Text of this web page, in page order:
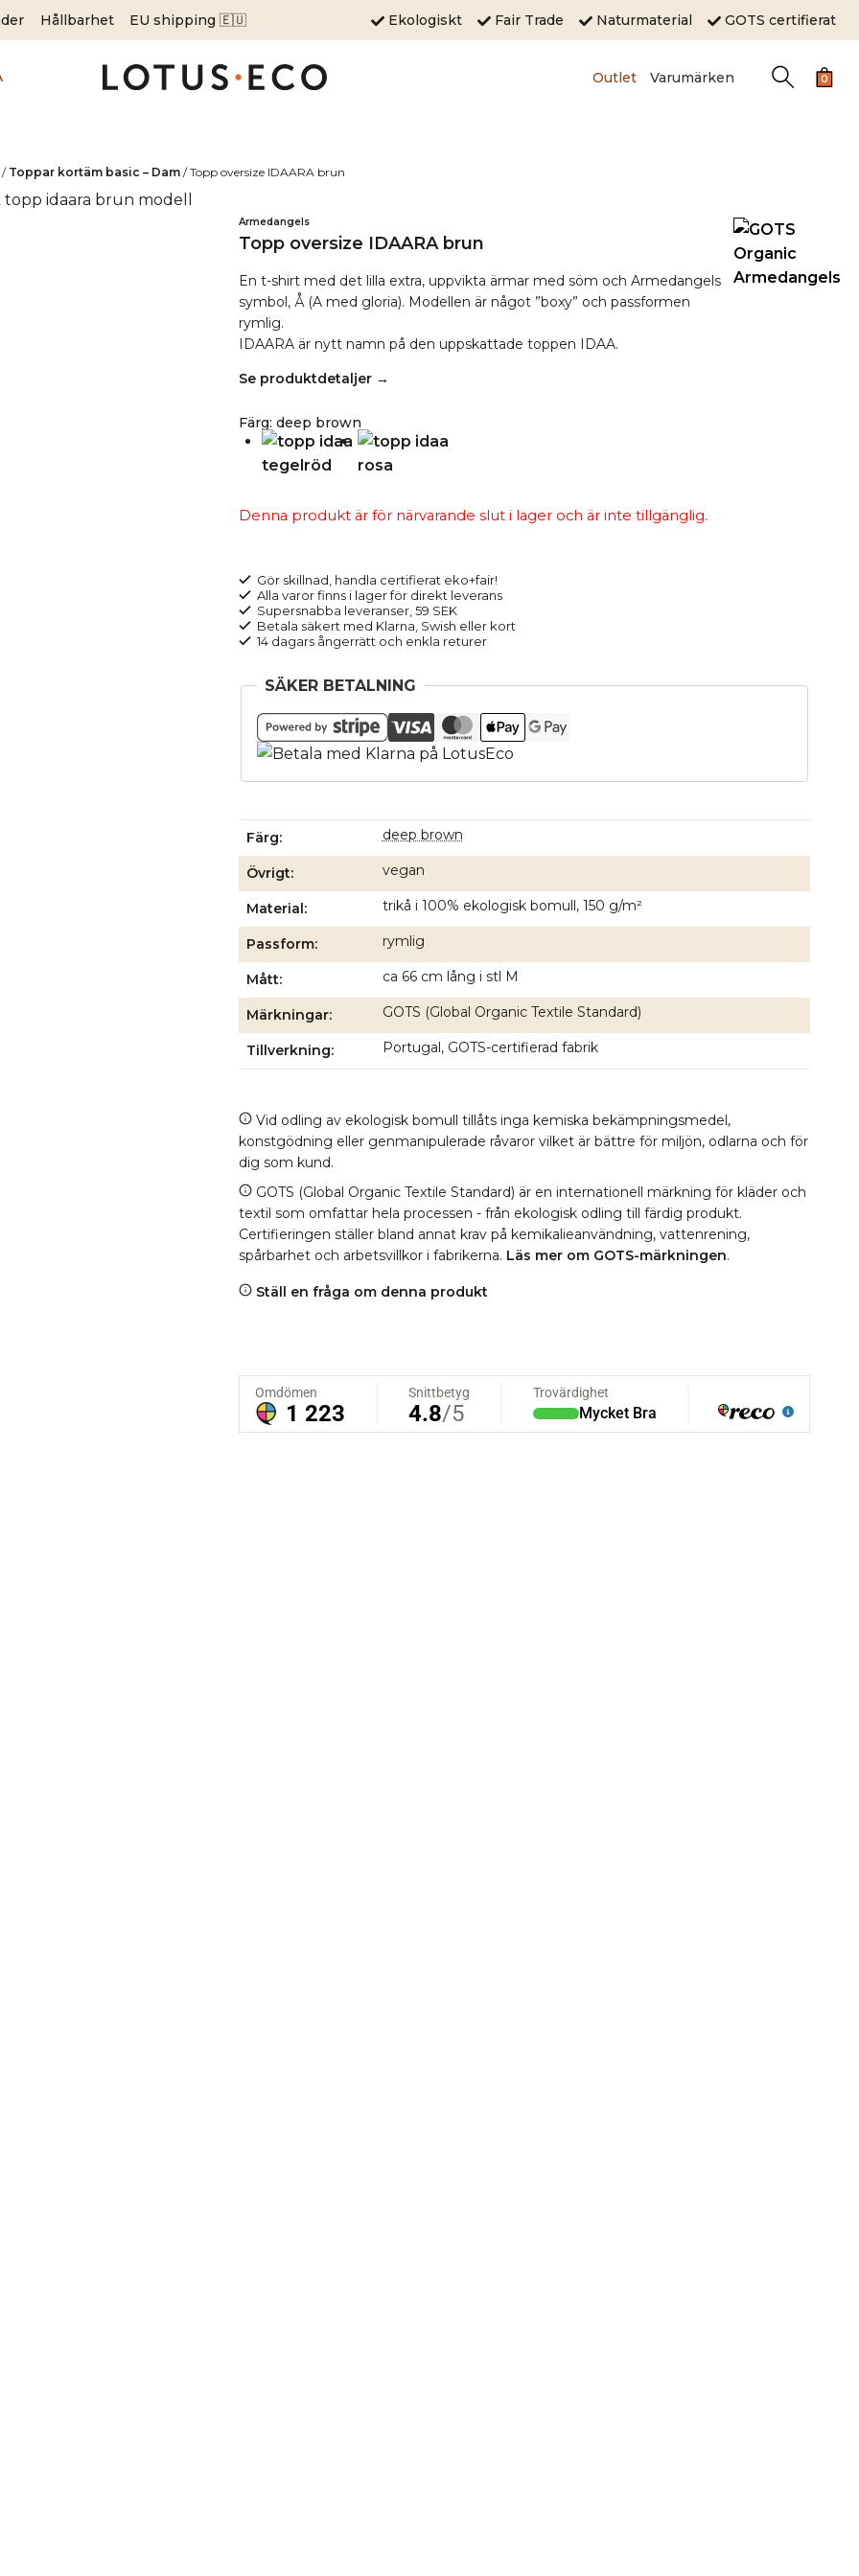
Hållbarhet EU shipping 🇪🇺 Ekologiskt Fair Trade Naturmaterial GOTS certifierat
Outlet Varumärken 0
/ Toppar kortäm basic – Dam /Topp oversize IDAARA brun
Armedangels
Topp oversize IDAARA brun
En t-shirt med det lilla extra, uppvikta ärmar med söm och Armedangels
symbol, Å (A med gloria). Modellen är något ”boxy” och passformen
rymlig.
IDAARA är nytt namn på den uppskattade toppen IDAA.
Se produktdetaljer →
Färg: deep brown
Denna produkt är för närvarande slut i lager och är inte tillgänglig.
Gör skillnad, handla certifierat eko+fair!
Alla varor finns i lager för direkt leverans
Supersnabba leveranser, 59 SEK
Betala säkert med Klarna, Swish eller kort
14 dagars ångerrätt och enkla returer
SÄKER BETALNING
Färg deep brown
Övrigt vegan
Material trikå i 100% ekologisk bomull, 150 g/m²
Passform rymlig
Mått ca 66 cm lång i stl M
Märkningar GOTS (Global Organic Textile Standard)
Tillverkning Portugal, GOTS-certifierad fabrik
Vid odling av ekologisk bomull tillåts inga kemiska bekämpningsmedel,
konstgödning eller genmanipulerade råvaror vilket är bättre för miljön, odlarna och för
dig som kund.
GOTS (Global Organic Textile Standard) är en internationell märkning för kläder och
textil som omfattar hela processen - från ekologisk odling till färdig produkt.
Certifieringen ställer bland annat krav på kemikalieanvändning, vattenrening,
spårbarhet och arbetsvillkor i fabrikerna. Läs mer om GOTS-märkningen.
Ställ en fråga om denna produkt